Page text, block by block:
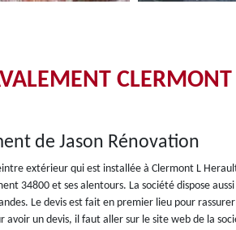
de Jason Rénovation
extérieur qui est installée à Clermont L
34800 et ses alentours. La société dispose
Le devis est fait en premier lieu pour
avoir un devis, il faut aller sur le site web de la